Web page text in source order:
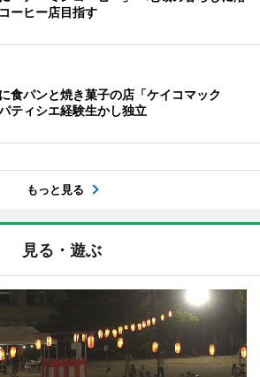
ーヒー店目指す
食パンと焼き菓子の店「ケイコマック
ティシエ経験生かし独立
もっと見る
見る・遊ぶ